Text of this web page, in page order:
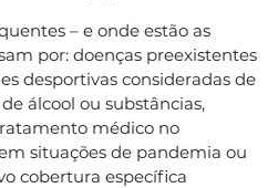
– e onde estão as
por: doenças preexistentes
desportivas consideradas de
álcool ou substâncias,
médico no
situações de pandemia ou
cobertura específica